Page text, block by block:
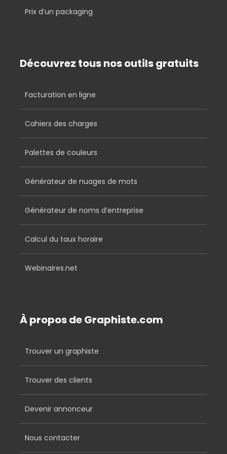
Prix d’un packaging
Découvrez tous nos outils gratuits
Facturation en ligne
Cahiers des charges
Palettes de couleurs
Générateur de nuages de mots
Générateur de noms d’entreprise
Calcul du taux horaire
Webinaires.net
À propos de Graphiste.com
Trouver un graphiste
Trouver des clients
Devenir annonceur
Nous contacter